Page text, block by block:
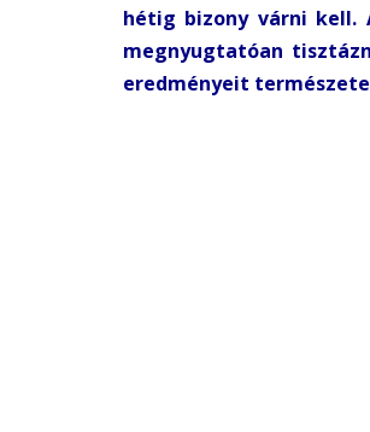
hétig bizony várni kell.
megnyugtatóan
eredményeit